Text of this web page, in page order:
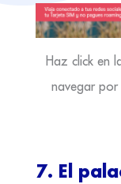
Haz click en
navegar por
7. El